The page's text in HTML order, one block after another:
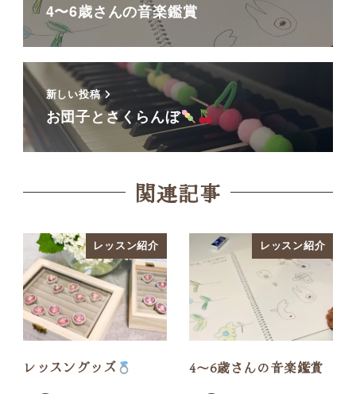
4〜6歳さんの音楽鑑賞
新しい投稿
お団子とさくらんぼ
関連記事
レッスン紹介
レッスングッズ
レッスン紹介
4〜6歳さんの音楽鑑賞